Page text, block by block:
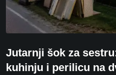
Jutarnji šok za
kuhinju i perilicu na